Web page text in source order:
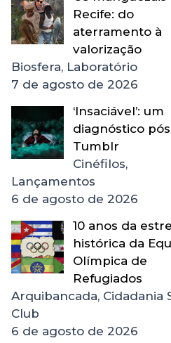
Recife: do
aterramento à
valorização
Biosfera, Laboratório
7 de agosto de 2026
‘Insaciável’: um
diagnóstico
Tumblr
Cinéfilos,
Lançamentos
6 de agosto de 2026
10 anos da
histórica da
Olímpica de
Refugiados
Arquibancada, Cidadania
Club
6 de agosto de 2026